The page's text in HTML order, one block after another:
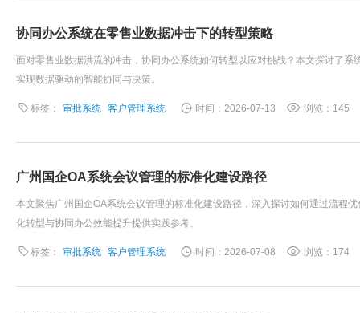
协同办公系统在零售业数据冲击下的转型策略
面对零售业数据洪流的冲击，协同办公系统如何转型以应对挑战？本文探讨了
实现数据驱动的智能协同与决策。
标签： 审批系统 客户管理系统 时间：2026-07-13 浏览：145
广州国企OA系统会议管理的标准化建设路径
本文聚焦广州国企OA系统会议管理的标准化建设路径，深入探讨如何通过流程
化转型与协同办公效能提升提供实践参考。
标签： 审批系统 客户管理系统 时间：2026-07-08 浏览：174